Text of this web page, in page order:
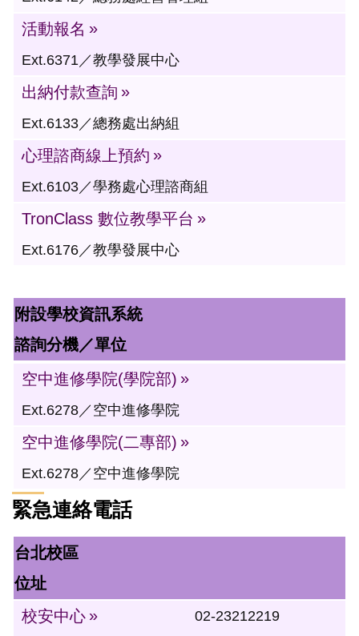
活動報名
Ext.6371／教學發展中心
出納付款查詢
Ext.6133／總務處出納組
心理諮商線上預約
Ext.6103／學務處心理諮商組
TronClass 數位教學平台
Ext.6176／教學發展中心
附設學校資訊系統
諮詢分機／單位
空中進修學院(學院部)
Ext.6278／空中進修學院
空中進修學院(二專部)
Ext.6278／空中進修學院
緊急連絡電話
台北校區
位址
校安中心
02-23212219